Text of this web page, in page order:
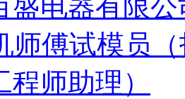
盛电器有限公
师傅试模员
师助理）